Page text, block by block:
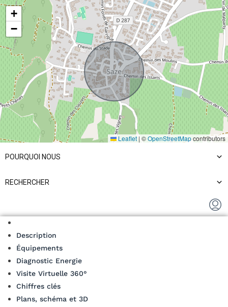
Du lundi au vendredi
BESOIN DE VENDRE ? APPELEZ-NOUS AU : +33 (0)468415921
VOS BESOINS
NOS SOLUTIONS
POURQUOI NOUS
RECHERCHER
Description
Équipements
Diagnostic Energie
Visite Virtuelle 360°
Chiffres clés
Plans, schéma et 3D
+
−
Leaflet | ©OpenStreetMapcontributors